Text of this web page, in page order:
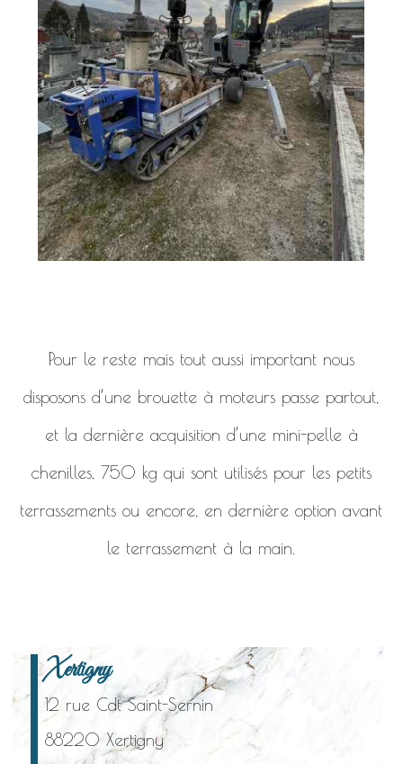
Pour le reste mais tout aussi important nous
disposons d’une brouette à moteurs passe partout,
et la dernière acquisition d’une mini-pelle à
chenilles, 750 kg qui sont utilisés pour les petits
terrassements ou encore, en dernière option avant
le terrassement à la main.
Xertigny
12 rue Cdt Saint-Sernin
88220 Xertigny